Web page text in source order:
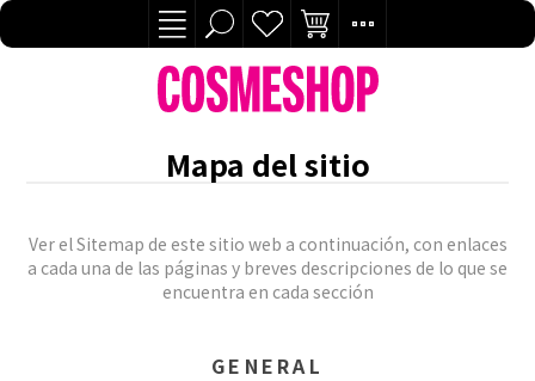
Mapa del sitio
Ver el Sitemap de este sitio web a continuación, con enlaces
a cada una de las páginas y breves descripciones de lo que se
encuentra en cada sección
GENERAL